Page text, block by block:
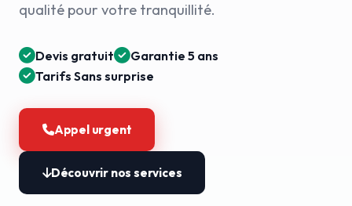
qualité pour votre tranquillité.
Devis gratuit
Garantie 5 ans
Tarifs Sans surprise
Appel urgent
Découvrir nos services